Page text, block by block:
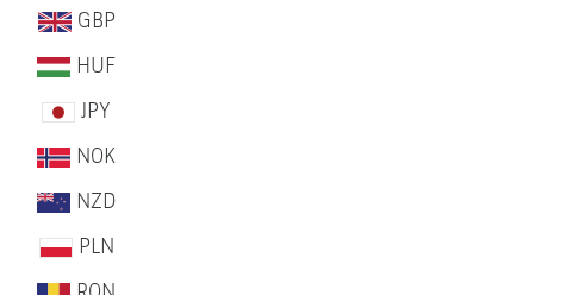
GBP
HUF
JPY
NOK
NZD
PLN